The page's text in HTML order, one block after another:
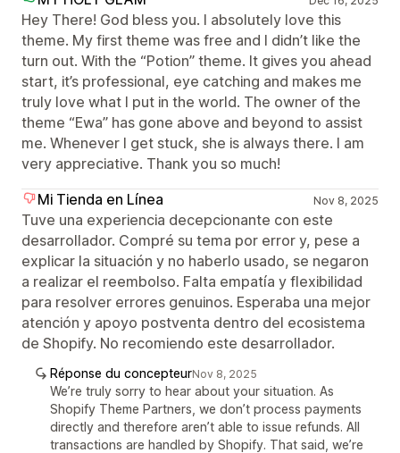
Hey There! God bless you. I absolutely love this
theme. My first theme was free and I didn’t like the
turn out. With the “Potion” theme. It gives you ahead
start, it’s professional, eye catching and makes me
truly love what I put in the world. The owner of the
theme “Ewa” has gone above and beyond to assist
me. Whenever I get stuck, she is always there. I am
very appreciative. Thank you so much!
Mi Tienda en Línea
Nov 8, 2025
Tuve una experiencia decepcionante con este
desarrollador. Compré su tema por error y, pese a
explicar la situación y no haberlo usado, se negaron
a realizar el reembolso. Falta empatía y flexibilidad
para resolver errores genuinos. Esperaba una mejor
atención y apoyo postventa dentro del ecosistema
de Shopify. No recomiendo este desarrollador.
Réponse du concepteurNov 8, 2025
We’re truly sorry to hear about your situation. As
Shopify Theme Partners, we don’t process payments
directly and therefore aren’t able to issue refunds. All
transactions are handled by Shopify. That said, we’re